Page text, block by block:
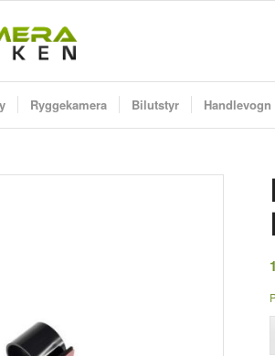
Ryggekamera Bilutstyr Handlevogn